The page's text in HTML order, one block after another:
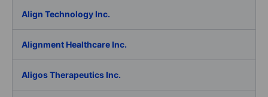
Align Technology Inc.
Alignment Healthcare Inc.
Aligos Therapeutics Inc.